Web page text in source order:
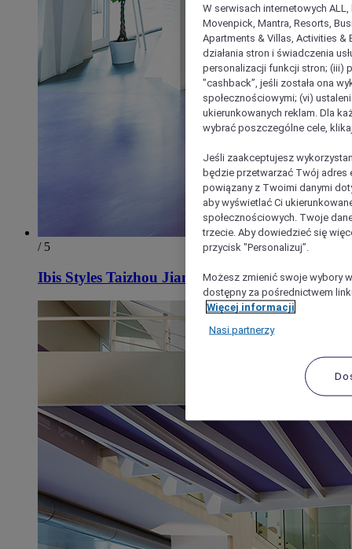
/ 5
Ibis Styles Taizhou Jiangyan
W serwisach internetowych
Movenpick, Mantra, Resorts,
Apartments & Villas, Activities &
działania stron i świadczenia
personalizacji funkcji stron; (iii)
"cashback”, jeśli została ona
społecznościowymi; (vi)
ukierunkowanych reklam. Dla
wybrać poszczególne cele,
Jeśli zaakceptujesz
będzie przetwarzać Twój adres
powiązany z Twoimi danymi
aby wyświetlać Ci
społecznościowych. Twoje
trzecie. Aby dowiedzieć się
przycisk "Personalizuj”.
Możesz zmienić swoje wybory
dostępny za pośrednictwem
Więcej informacji
Nasi partnerzy